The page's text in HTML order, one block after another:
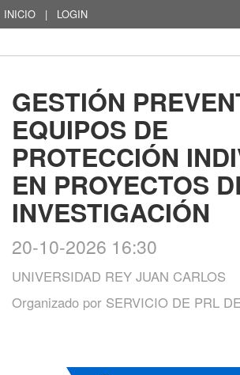
INICIO | LOGIN
GESTIÓN
EQUIPOS DE
PROTECCIÓN
EN PROYECTOS
INVESTIGACIÓN
20-10-2026 16:30
UNIVERSIDAD REY JUAN CARLOS
Organizado por SERVICIO DE PRL